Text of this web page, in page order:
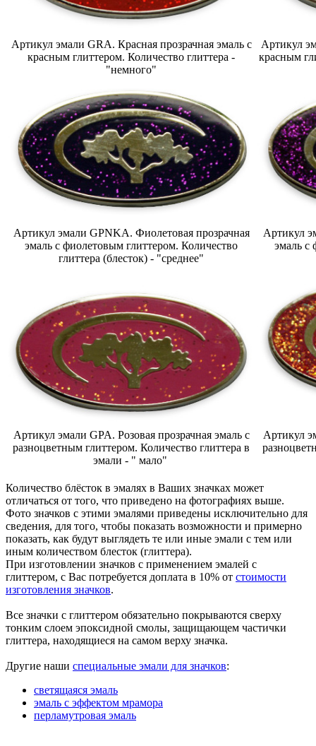
Артикул эмали GRA. Красная прозрачная эмаль с
красным глиттером. Количество глиттера -
"немного"
Артикул
красным
Артикул эмали GPNKA. Фиолетовая прозрачная
эмаль с фиолетовым глиттером. Количество
глиттера (блесток) - "среднее"
Артикул
эмаль с
Артикул эмали GPA. Розовая прозрачная эмаль с
разноцветным глиттером. Количество глиттера в
эмали - " мало"
Артикул
Количество блёсток в эмалях в Ваших значках может
отличаться от того, что приведено на фотографиях выше.
Фото значков с этими эмалями приведены исключительно для
сведения, для того, чтобы показать возможности и примерно
показать, как будут выглядеть те или иные эмали с тем или
иным количеством блесток (глиттера).
При изготовлении значков с применением эмалей с
глиттером, с Вас потребуется доплата в 10% от стоимости
изготовления значков.
Все значки с глиттером обязательно покрываются сверху
тонким слоем эпоксидной смолы, защищающем частички
глиттера, находящиеся на самом верху значка.
Другие наши специальные эмали для значков:
светящаяся эмаль
эмаль с эффектом мрамора
перламутровая эмаль